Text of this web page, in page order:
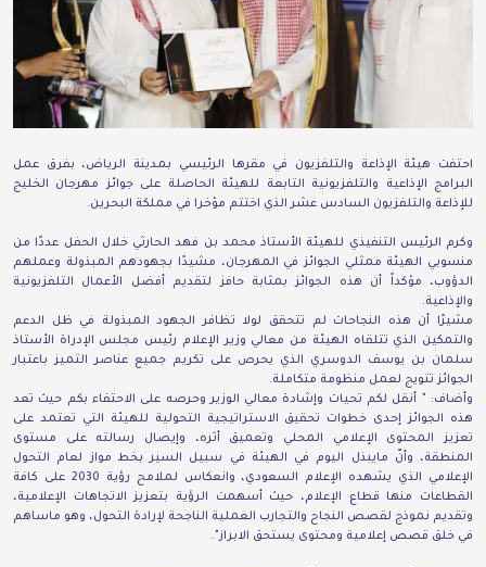
احتفت هيئة الإذاعة والتلفزيون في مقرها الرئيسي بمدينة الرياض، بفرق عمل
البرامج الإذاعية والتلفزيونية التابعة للهيئة الحاصلة على جوائز مهرجان الخليج
للإذاعة والتلفزيون السادس عشر الذي اختتم مؤخرا في مملكة البحرين.
وكرم الرئيس التنفيذي للهيئة الأستاذ محمد بن فهد الحارثي خلال الحفل عددًا من
منسوبي الهيئة ممثلي الجوائز في المهرجان، مشيدًا بجهودهم المبذولة وعملهم
الدؤوب، مؤكداً أن هذه الجوائز بمثابة حافز لتقديم أفضل الأعمال التلفزيونية
والإذاعية.
مشيرًا أن هذه النجاحات لم تتحقق لولا تظافر الجهود المبذولة في ظل الدعم
والتمكين الذي تتلقاه الهيئة من معالي وزير الإعلام رئيس مجلس الإدراة الأستاذ
سلمان بن يوسف الدوسري الذي يحرص على تكريم جميع عناصر التميز باعتبار
الجوائز تتويج لعمل منظومة متكاملة.
وأضاف: " أنقل لكم تحيات وإشادة معالي الوزير وحرصه على الاحتفاء بكم حيث تعد
هذه الجوائز إحدى خطوات تحقيق الاستراتيجية التحولية للهيئة التي تعتمد على
تعزيز المحتوى الإعلامي المحلي وتعميق أثره، وإيصال رسالته على مستوى
المنطقة، وأنّ مايبذل اليوم في الهيئة في سبيل السير بخط مواز لعام التحول
الإعلامي الذي يشهده الإعلام السعودي، وانعكاس لملامح رؤية 2030 على كافة
القطاعات منها قطاع الإعلام، حيث أسهمت الرؤية بتعزيز الاتجاهات الإعلامية،
وتقديم نموذج لقصص النجاح والتجارب العملية الناجحة لإرادة التحول، وهو ماساهم
في خلق قصص إعلامية ومحتوى يستحق الابراز".